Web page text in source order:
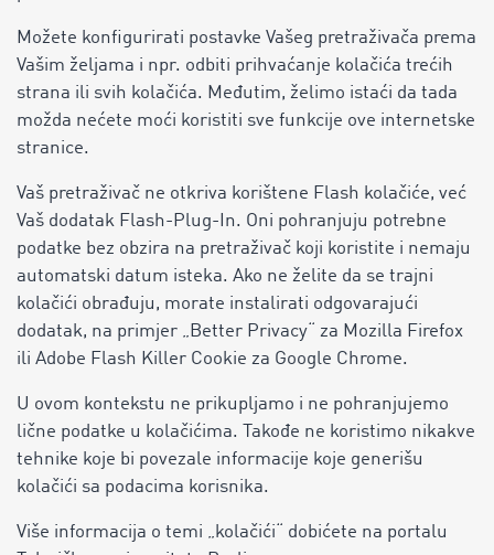
Možete konfigurirati postavke Vašeg pretraživača prema
Vašim željama i npr. odbiti prihvaćanje kolačića trećih
strana ili svih kolačića. Međutim, želimo istaći da tada
možda nećete moći koristiti sve funkcije ove internetske
stranice.
Vaš pretraživač ne otkriva korištene Flash kolačiće, već
Vaš dodatak Flash-Plug-In. Oni pohranjuju potrebne
podatke bez obzira na pretraživač koji koristite i nemaju
automatski datum isteka. Ako ne želite da se trajni
kolačići obrađuju, morate instalirati odgovarajući
dodatak, na primjer „Better Privacy“ za Mozilla Firefox
ili Adobe Flash Killer Cookie za Google Chrome.
U ovom kontekstu ne prikupljamo i ne pohranjujemo
lične podatke u kolačićima. Takođe ne koristimo nikakve
tehnike koje bi povezale informacije koje generišu
kolačići sa podacima korisnika.
Više informacija o temi „kolačići“ dobićete na portalu